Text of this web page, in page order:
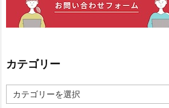
カテゴリー
テ